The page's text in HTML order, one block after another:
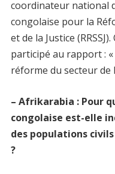
coordinateur national
congolaise pour la
et de la Justice
participé au rapport :
réforme du secteur de
– Afrikarabia : Pour
congolaise est-elle
des populations
?